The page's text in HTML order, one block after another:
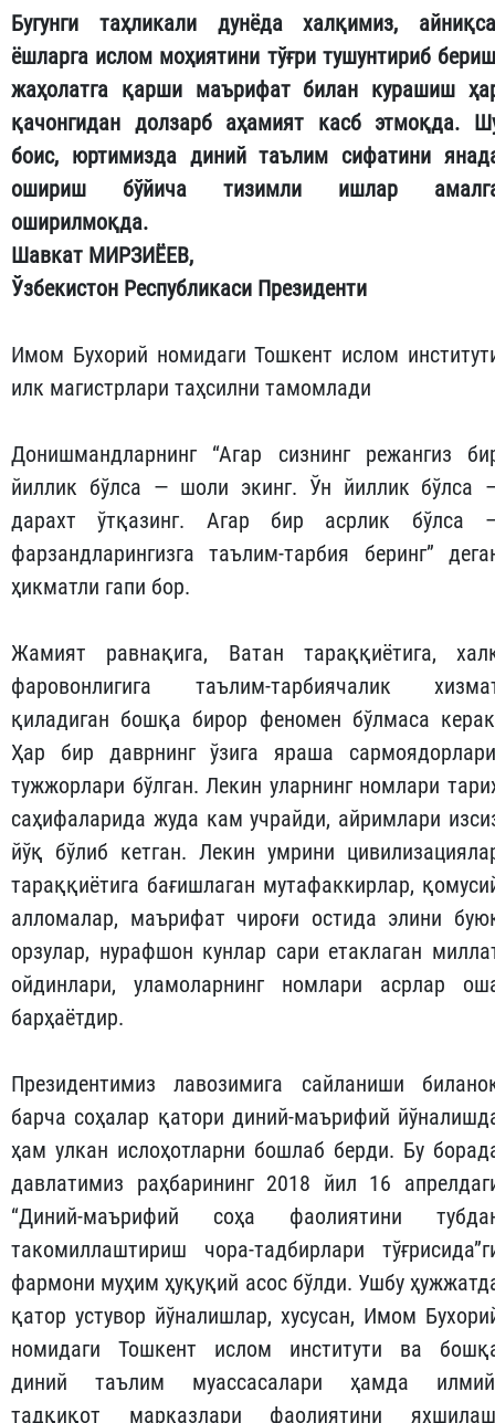
Бугунги таҳликали дунёда халқимиз,
ёшларга ислом моҳиятини тўғри тушунтириб
жаҳолатга қарши маърифат билан курашиш
қачонгидан долзарб аҳамият касб этмоқда.
боис, юртимизда диний таълим сифатини
ошириш бўйича тизимли ишлар
оширилмоқда.
Шавкат МИРЗИЁЕВ,
Ўзбекистон Республикаси Президенти
Имом Бухорий номидаги Тошкент ислом
илк магистрлари таҳсилни тамомлади
Донишмандларнинг “Агар сизнинг режангиз
йиллик бўлса — шоли экинг. Ўн йиллик бўлса
дарахт ўтқазинг. Агар бир асрлик бўлса
фарзандларингизга таълим-тарбия беринг”
ҳикматли гапи бор.
Жамият равнақига, Ватан тараққиётига,
фаровонлигига таълим-тарбиячалик
қиладиган бошқа бирор феномен бўлмаса
Ҳар бир даврнинг ўзига яраша
тужжорлари бўлган. Лекин уларнинг номлари
саҳифаларида жуда кам учрайди, айримлари
йўқ бўлиб кетган. Лекин умрини
тараққиётига бағишлаган мутафаккирлар,
алломалар, маърифат чироғи остида элини
орзулар, нурафшон кунлар сари етаклаган
ойдинлари, уламоларнинг номлари асрлар
барҳаётдир.
Президентимиз лавозимига сайланиши
барча соҳалар қатори диний-маърифий
ҳам улкан ислоҳотларни бошлаб берди. Бу
давлатимиз раҳбарининг 2018 йил 16
“Диний-маърифий соҳа фаолиятини
такомиллаштириш чора-тадбирлари
фармони муҳим ҳуқуқий асос бўлди. Ушбу
қатор устувор йўналишлар, хусусан, Имом
номидаги Тошкент ислом институти ва
диний таълим муассасалари ҳамда
тадқиқот марказлари фаолиятини